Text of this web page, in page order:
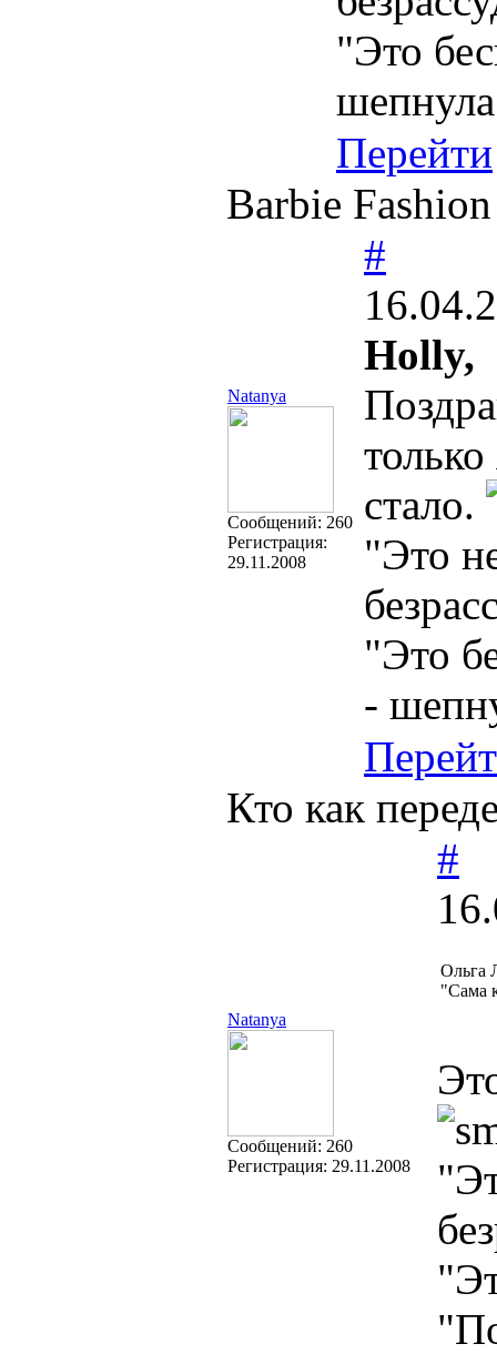
"Это
Перейти
Barbie
Natanya
Cообщений: 260
Регистрация:
29.11.2008
#
Holly,
стало.
"Это
"Это
-
Кто как
Natanya
Cообщений: 260
Регистрация: 29.11.2008
#
Ольга
"Сама